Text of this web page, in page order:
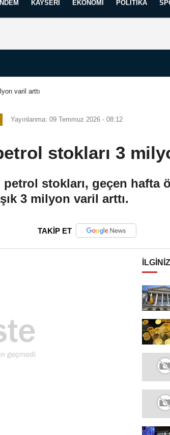
KAYSERI EKONOMI POLITIKA
varil arttı
Yayınlanma: 09 Temmuz 2026 - 08:12
stokları 3
stokları, geçen hafta
3 milyon varil arttı.
TAKİP ET